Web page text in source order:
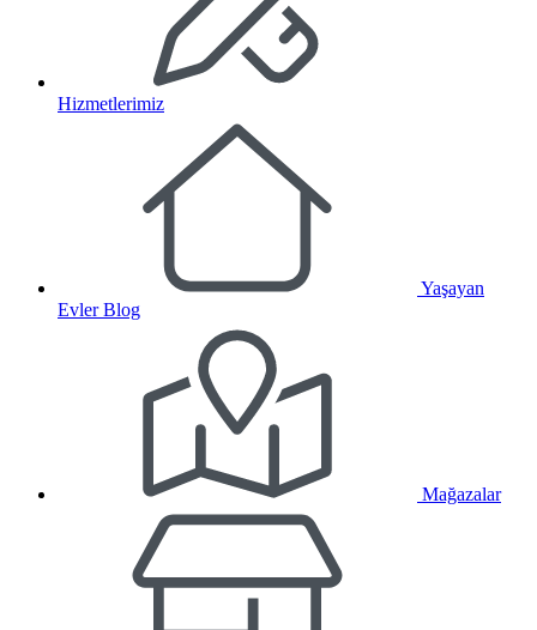
Hizmetlerimiz
Yaşayan
Evler Blog
Mağazalar